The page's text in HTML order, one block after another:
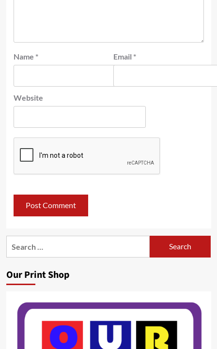
Name * Email *
Website
Our Print Shop